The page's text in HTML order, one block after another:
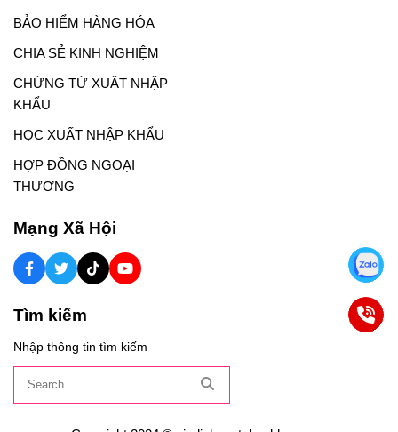
BẢO HIỂM HÀNG HÓA
CHIA SẺ KINH NGHIỆM
CHỨNG TỪ XUẤT NHẬP
KHẨU
HỌC XUẤT NHẬP KHẨU
HỢP ĐỒNG NGOẠI
THƯƠNG
Mạng Xã Hội
Tìm kiếm
Nhập thông tin tìm kiếm